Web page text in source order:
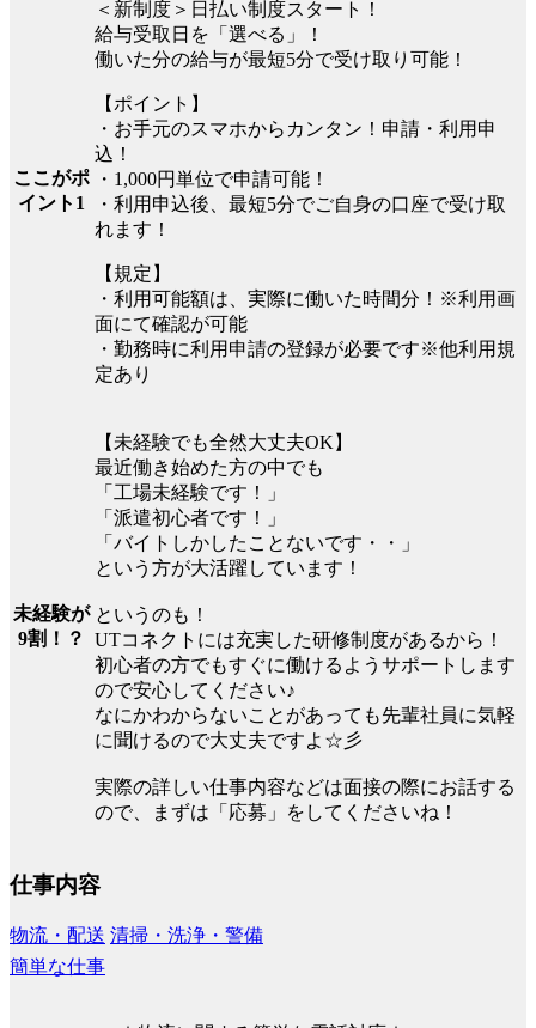
ここがポ
イント1
＜新制度＞日払い制度スタート！
給与受取日を「選べる」！
働いた分の給与が最短5分で受け取り可能！
【ポイント】
・お手元のスマホからカンタン！申請・利用申
込！
・1,000円単位で申請可能！
・利用申込後、最短5分でご自身の口座で受け取
れます！
【規定】
・利用可能額は、実際に働いた時間分！※利用画
面にて確認が可能
・勤務時に利用申請の登録が必要です※他利用規
定あり
未経験が
9割！？
【未経験でも全然大丈夫OK】
最近働き始めた方の中でも
「工場未経験です！」
「派遣初心者です！」
「バイトしかしたことないです・・」
という方が大活躍しています！
というのも！
UTコネクトには充実した研修制度があるから！
初心者の方でもすぐに働けるようサポートします
ので安心してください♪
なにかわからないことがあっても先輩社員に気軽
に聞けるので大丈夫ですよ☆彡
実際の詳しい仕事内容などは面接の際にお話する
ので、まずは「応募」をしてくださいね！
仕事内容
物流・配送 清掃・洗浄・警備
簡単な仕事